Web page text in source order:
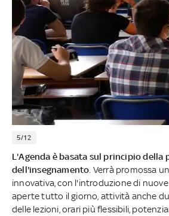
5/12
L'Agenda è basata sul principio della
dell'insegnamento . Verrà promossa
innovativa, con l'introduzione di
aperte tutto il giorno, attività anche
delle lezioni, orari più flessibili,